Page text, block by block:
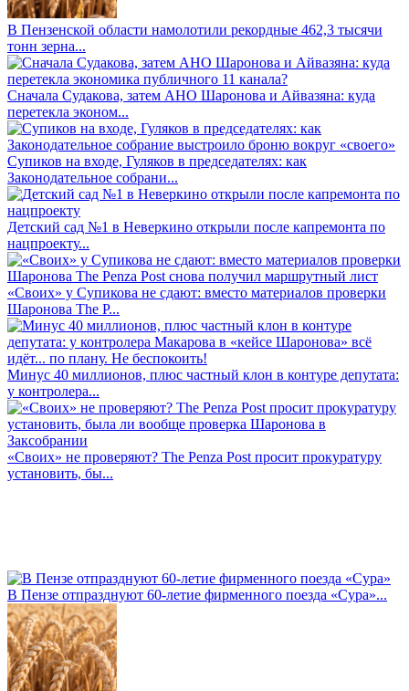
В Пензенской области намолотили рекордные 462,3 тысячи
тонн зерна...
Сначала Судакова, затем АНО Шаронова и Айвазяна: куда
перетекла эконом...
Супиков на входе, Гуляков в председателях: как
Законодательное собрани...
Детский сад №1 в Неверкино открыли после капремонта по
нацпроекту...
«Своих» у Супикова не сдают: вместо материалов проверки
Шаронова The P...
Минус 40 миллионов, плюс частный клон в контуре депутата:
у контролера...
«Своих» не проверяют? The Penza Post просит прокуратуру
установить, бы...
В Пензе отпразднуют 60-летие фирменного поезда «Сура»...